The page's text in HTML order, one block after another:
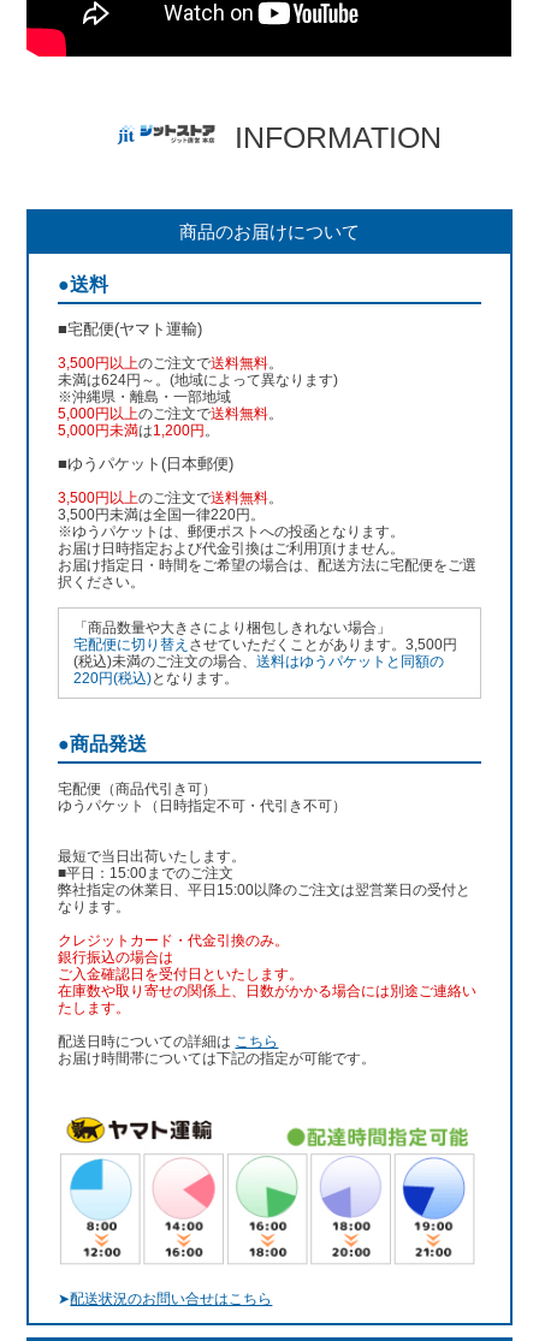
INFORMATION
商品のお届けについて
●送料
■宅配便(ヤマト運輸)
3,500円以上のご注文で送料無料。
未満は624円～。(地域によって異なります)
※沖縄県・離島・一部地域
5,000円以上のご注文で送料無料。
5,000円未満は1,200円 。
■ゆうパケット(日本郵便)
3,500円以上のご注文で送料無料。
3,500円未満は全国一律220円。
※ゆうパケットは、郵便ポストへの投函となります。
お届け日時指定および代金引換はご利用頂けません。
お届け指定日・時間をご希望の場合は、配送方法に宅配便をご選
択ください。
「商品数量や大きさにより梱包しきれない場合」
宅配便に切り替え させていただくことがあります。3,500円
(税込)未満のご注文の場合、送料はゆうパケットと同額の
220円(税込)となります。
●商品発送
宅配便（商品代引き可）
ゆうパケット（日時指定不可・代引き不可）
最短で当日出荷いたします。
■平日：15:00までのご注文
弊社指定の休業日、平日15:00以降のご注文は翌営業日の受付と
なります。
クレジットカード・代金引換のみ。
銀行振込の場合は
ご入金確認日を受付日といたします。
在庫数や取り寄せの関係上、日数がかかる場合には別途ご連絡い
たします。
配送日時についての詳細は こちら
お届け時間帯については下記の指定が可能です。
➤配送状況のお問い合せはこちら